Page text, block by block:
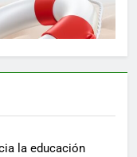
la educación